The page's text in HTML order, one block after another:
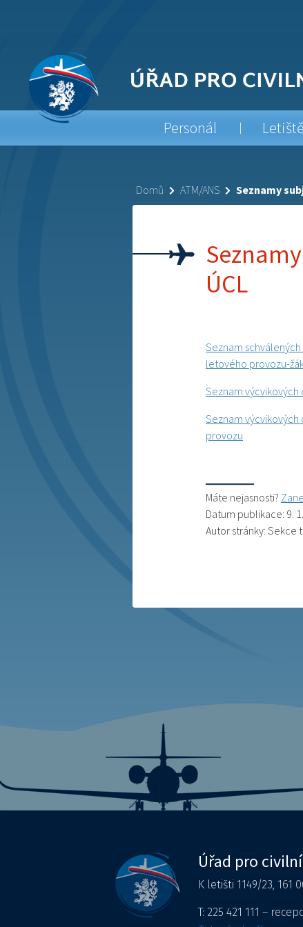
Personál Letiště
Domů ATM/ANS Seznamy
ÚCL
Seznam
letového provozu-
Seznam výcvikových
Seznam
provozu
Máte nejasnosti?
Datum publikace: 9.
Autor stránky: Sekce
Úřad pro
K letišti 1149/23, 161
T: 225 421 111 –